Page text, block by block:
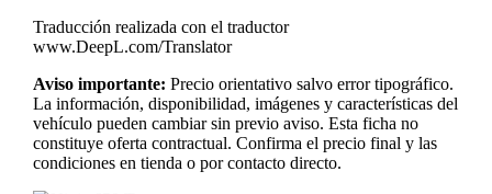
Traducción realizada con el traductor
www.DeepL.com/Translator
Aviso importante: Precio orientativo salvo error tipográfico.
La información, disponibilidad, imágenes y características del
vehículo pueden cambiar sin previo aviso. Esta ficha no
constituye oferta contractual. Confirma el precio final y las
condiciones en tienda o por contacto directo.